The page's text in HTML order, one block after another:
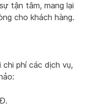
tận tâm, mang lại
cho khách hàng.
chi phí các dịch vụ,